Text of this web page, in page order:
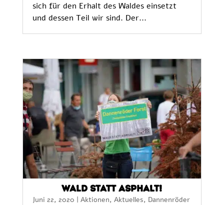
sich für den Erhalt des Waldes einsetzt
und dessen Teil wir sind. Der...
Wald statt Asphalt!
Juni 22, 2020 | Aktionen, Aktuelles, Dannenröder